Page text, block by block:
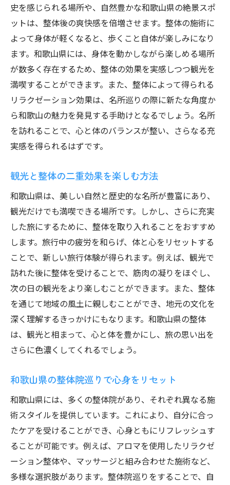
史を感じられる場所や、自然豊かな和歌山県の絶景スポ
ットは、整体後の爽快感を倍増させます。整体の施術に
よって身体が軽くなると、歩くこと自体が楽しみになり
ます。和歌山県には、身体を動かしながら楽しめる場所
が数多く存在するため、整体の効果を実感しつつ観光を
満喫することができます。また、整体によって得られる
リラクゼーション効果は、名所巡りの際に新たな角度か
ら和歌山の魅力を発見する手助けとなるでしょう。名所
を訪れることで、心と体のバランスが整い、さらなる充
実感を得られるはずです。
観光と整体の二重効果を楽しむ方法
和歌山県は、美しい自然と歴史的な名所が豊富にあり、
観光だけでも満喫できる場所です。しかし、さらに充実
した旅にするために、整体を取り入れることをおすすめ
します。旅行中の疲労を和らげ、体と心をリセットする
ことで、新しい旅行体験が得られます。例えば、観光で
訪れた後に整体を受けることで、筋肉の凝りをほぐし、
次の日の観光をより楽しむことができます。また、整体
を通じて地域の風土に親しむことができ、地元の文化を
深く理解するきっかけにもなります。和歌山県の整体
は、観光と相まって、心と体を豊かにし、旅の思い出を
さらに色濃くしてくれるでしょう。
和歌山県の整体院巡りで心身をリセット
和歌山県には、多くの整体院があり、それぞれ異なる施
術スタイルを提供しています。これにより、自分に合っ
たケアを受けることができ、心身ともにリフレッシュす
ることが可能です。例えば、アロマを使用したリラクゼ
ーション整体や、マッサージと組み合わせた施術など、
多様な選択肢があります。整体院巡りをすることで、自